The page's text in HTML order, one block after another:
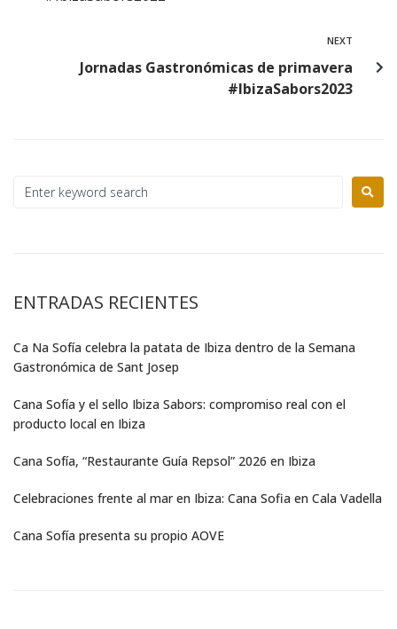
NEXT
Jornadas Gastronómicas de primavera
#IbizaSabors2023
ENTRADAS RECIENTES
Ca Na Sofía celebra la patata de Ibiza dentro de la Semana
Gastronómica de Sant Josep
Cana Sofía y el sello Ibiza Sabors: compromiso real con el
producto local en Ibiza
Cana Sofía, “Restaurante Guía Repsol” 2026 en Ibiza
Celebraciones frente al mar en Ibiza: Cana Sofia en Cala Vadella
Cana Sofía presenta su propio AOVE